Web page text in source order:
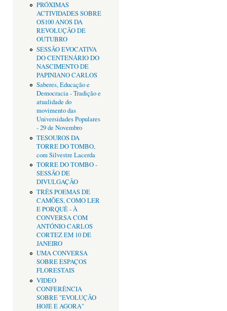
PRÓXIMAS
ACTIVIDADES SOBRE
OS100 ANOS DA
REVOLUÇÃO DE
OUTUBRO
SESSÃO EVOCATIVA
DO CENTENÁRIO DO
NASCIMENTO DE
PAPINIANO CARLOS
Saberes, Educação e
Democracia - Tradição e
atualidade do
movimento das
Universidades Populares
- 29 de Novembro
TESOUROS DA
TORRE DO TOMBO,
com Silvestre Lacerda
TORRE DO TOMBO -
SESSÃO DE
DIVULGAÇÃO
TRÊS POEMAS DE
CAMÕES, COMO LER
E PORQUÊ - À
CONVERSA COM
ANTÓNIO CARLOS
CORTEZ EM 10 DE
JANEIRO
UMA CONVERSA
SOBRE ESPAÇOS
FLORESTAIS
VIDEO
CONFERÊNCIA
SOBRE "EVOLUÇÃO
HOJE E AGORA"